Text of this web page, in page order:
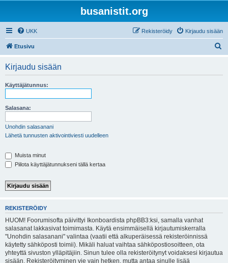
busanistit.org
UKK Kirjaudu sisään
Rekisteröidy
Etusivu
Kirjaudu sisään
Käyttäjätunnus:
Salasana:
Unohdin salasanani
Lähetä tunnusten aktivointiviesti uudelleen
Muista minut
Piilota käyttäjätunnukseni tällä kertaa
REKISTERÖIDY
HUOM! Foorumisofta päivittyi Ikonboardista phpBB3:ksi, samalla vanhat
salasanat lakkasivat toimimasta. Käytä ensimmäisellä kirjautumiskerralla
"Unohdin salasanani" valintaa (vaatii että alkuperäisessä rekisteröinnissä
käytetty sähköposti toimii). Mikäli haluat vaihtaa sähköpostiosoitteen, ota
yhteyttä sivuston ylläpitäjiin. Sinun tulee olla rekisteröitynyt voidaksesi kirjautua
sisään. Rekisteröityminen vie vain hetken, mutta antaa sinulle lisää